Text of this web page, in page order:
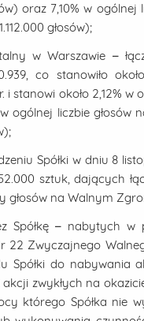
oraz 7,10% w
głosów);
w Warszawie –
co stanowiło
i stanowi około 2,12%
w ogólnej liczbie
Spółki w dniu 8
sztuk, dających
na Walnym
Spółkę – nabytych w
Zwyczajnego
Spółki do nabywania
zwykłych na
którego Spółka nie